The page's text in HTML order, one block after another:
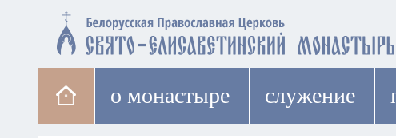
о монастыре cлужение